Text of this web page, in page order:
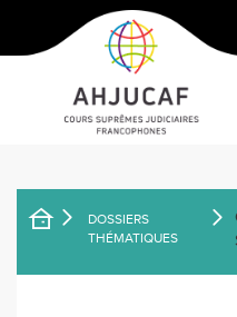
principal
D'ARIANE
DOSSIERS
THÉMATIQUES